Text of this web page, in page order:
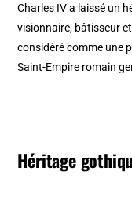
Charles IV a laissé un
visionnaire, bâtisseur
considéré comme une
Saint-Empire romain
Héritage